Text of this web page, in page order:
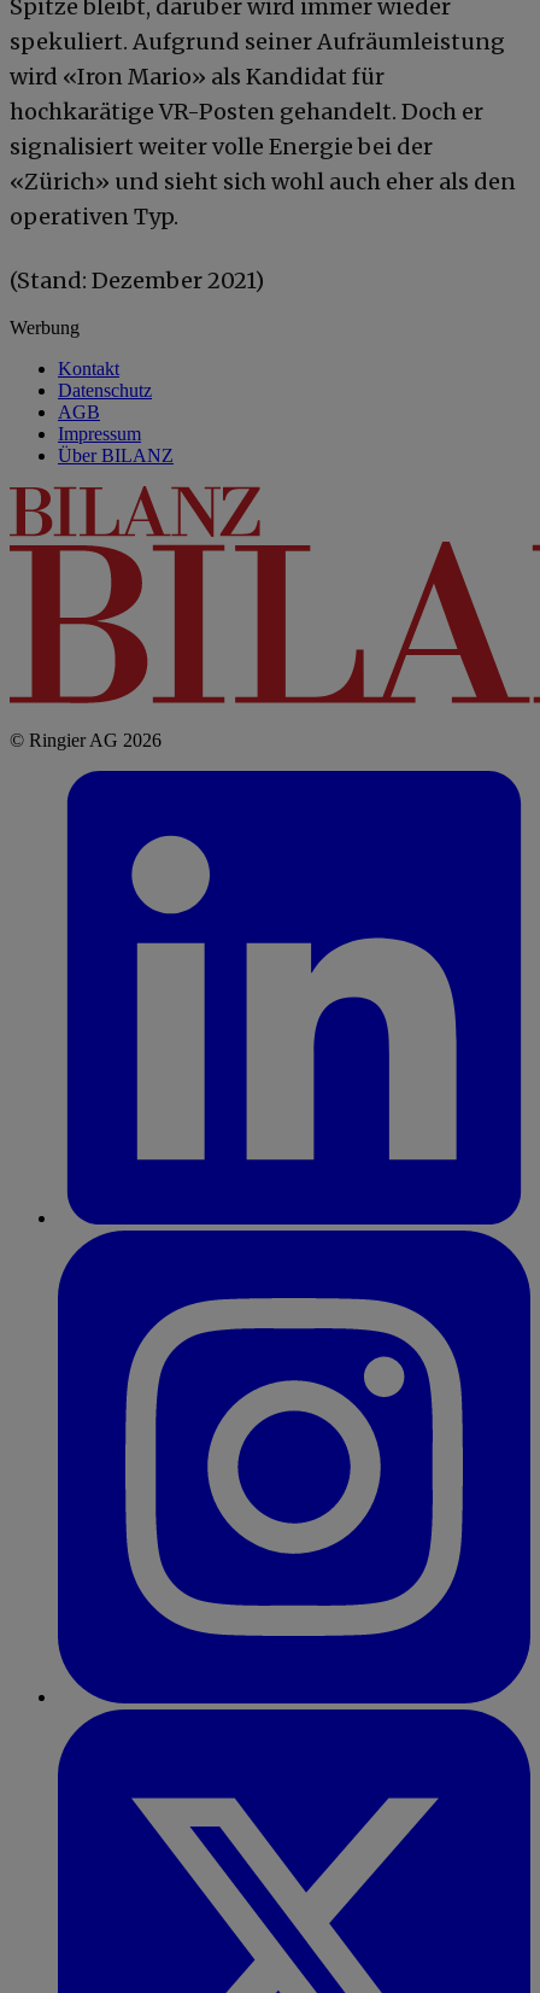
Spitze bleibt, darüber wird immer wieder
spekuliert. Aufgrund seiner Aufräumleistung
wird «Iron Mario» als Kandidat für
hochkarätige VR-Posten gehandelt. Doch er
signalisiert weiter volle Energie bei der
«Zürich» und sieht sich wohl auch eher als den
operativen Typ.
(Stand: Dezember 2021)
Werbung
Kontakt
Datenschutz
AGB
Impressum
Über BILANZ
© Ringier AG 2026